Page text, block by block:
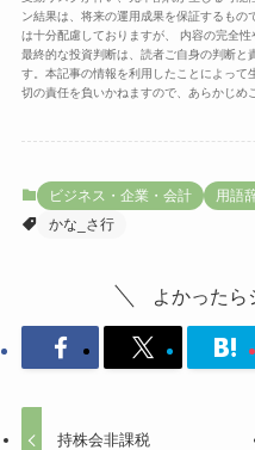
ン結果は、将来の運用成果を保証するもの
は十分配慮しておりますが、 内容の完全
最終的な投資判断は、読者ご自身の判断と
す。本記事の情報を利用したことによって
切の責任を負いかねますので、あらかじめ
ビジネス・企業・会計 用語
かな_さ行
よかったら
持株会非課税